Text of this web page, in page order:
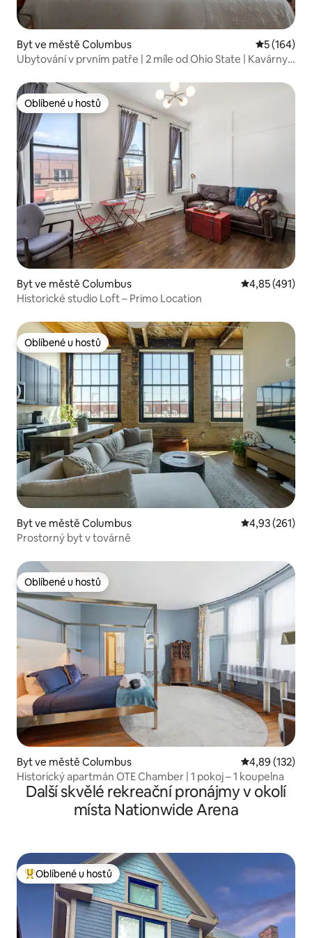
Byt ve městě Columbus Průměrné
5 (164)
Ubytování v prvním patře | 2 míle od Ohio State | Kavárny
Oblíbené u hostů
Oblíbené u hostů
Byt ve městě Columbus Průměrné
4,85 (491)
Historické studio Loft – Primo Location
Oblíbené u hostů
Oblíbené u hostů
Byt ve městě Columbus Průměrné
4,93 (261)
Prostorný byt v továrně
Oblíbené u hostů
Oblíbené u hostů
Byt ve městě Columbus Průměrné
4,89 (132)
Historický apartmán OTE Chamber | 1 pokoj – 1 koupelna
Další skvělé rekreační pronájmy v okolí
místa Nationwide Arena
Nejlepší v kategorii Oblíbené u hostů
Oblíbené u hostů